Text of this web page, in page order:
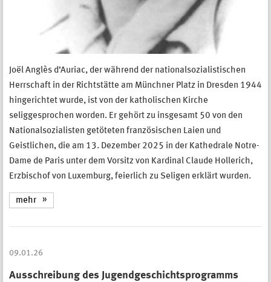
Joël Anglès d’Auriac, der während der nationalsozialistischen
Herrschaft in der Richtstätte am Münchner Platz in Dresden 1944
hingerichtet wurde, ist von der katholischen Kirche
seliggesprochen worden. Er gehört zu insgesamt 50 von den
Nationalsozialisten getöteten französischen Laien und
Geistlichen, die am 13. Dezember 2025 in der Kathedrale Notre-
Dame de Paris unter dem Vorsitz von Kardinal Claude Hollerich,
Erzbischof von Luxemburg, feierlich zu Seligen erklärt wurden.
mehr
09.01.26
Ausschreibung des Jugendgeschichtsprogramms